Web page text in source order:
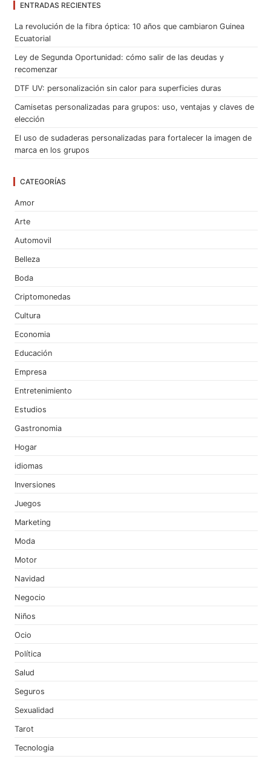
ENTRADAS RECIENTES
La revolución de la fibra óptica: 10 años que cambiaron Guinea
Ecuatorial
Ley de Segunda Oportunidad: cómo salir de las deudas y
recomenzar
DTF UV: personalización sin calor para superficies duras
Camisetas personalizadas para grupos: uso, ventajas y claves de
elección
El uso de sudaderas personalizadas para fortalecer la imagen de
marca en los grupos
CATEGORÍAS
Amor
Arte
Automovil
Belleza
Boda
Criptomonedas
Cultura
Economia
Educación
Empresa
Entretenimiento
Estudios
Gastronomia
Hogar
idiomas
Inversiones
Juegos
Marketing
Moda
Motor
Navidad
Negocio
Niños
Ocio
Política
Salud
Seguros
Sexualidad
Tarot
Tecnologia